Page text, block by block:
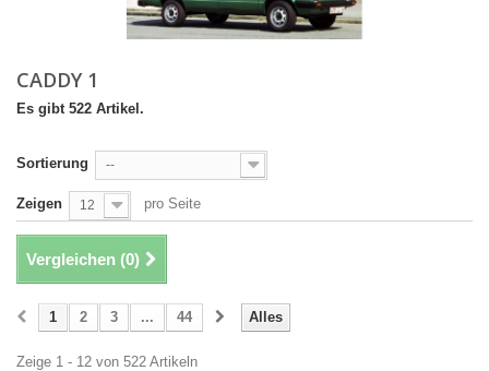
CADDY 1
Es gibt 522 Artikel.
Sortierung --
Zeigen 12 pro Seite
Vergleichen (0)
Alles
1 2 3 ... 44
Zeige 1 - 12 von 522 Artikeln